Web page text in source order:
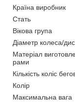
Країна виробник
Стать
Вікова група
Діаметр колеса/
Матеріал
рами
Кількість коліс
Колір
Максимальна вага